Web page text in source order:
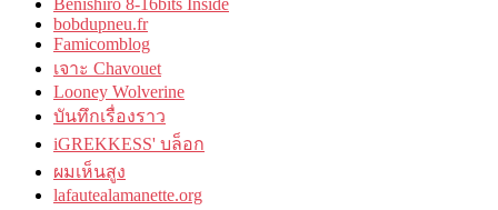
Benishiro 8-16bits Inside
bobdupneu.fr
Famicomblog
เจาะ Chavouet
Looney Wolverine
บันทึกเรื่องราว
iGREKKESS' บล็อก
ผมเห็นสูง
lafautealamanette.org